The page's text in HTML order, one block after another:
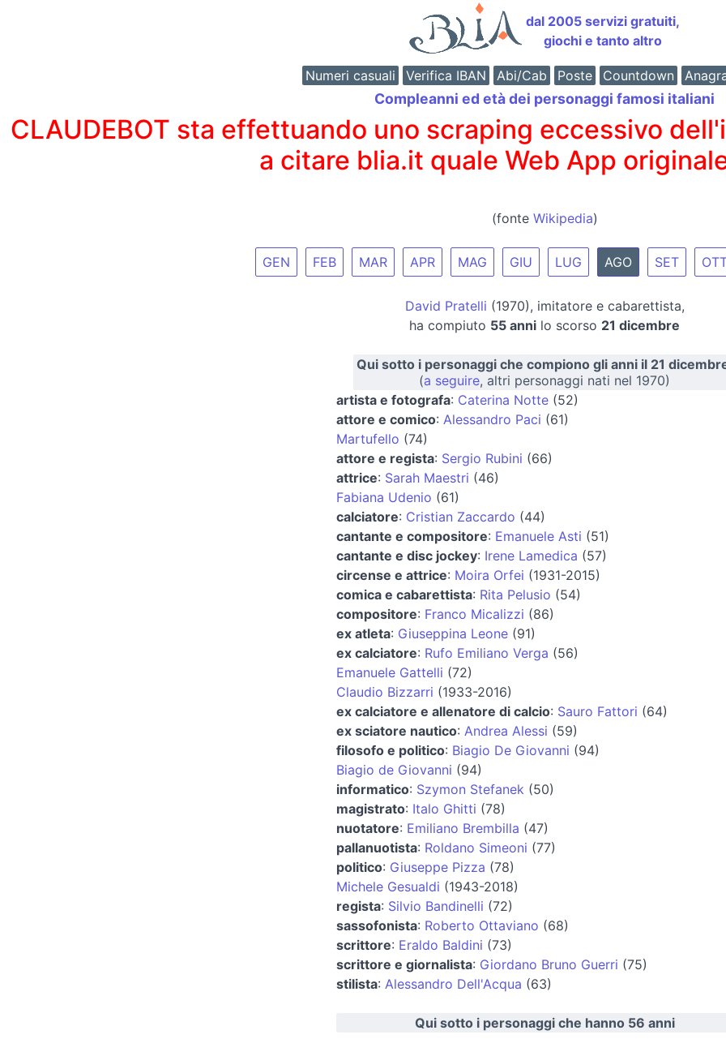
dal 2005 servizi gratuiti,
giochi e tanto altro
Numeri casuali Verifica IBAN Abi/Cab Poste Countdown
Compleanni ed età dei personaggi famosi italiani
CLAUDEBOT sta effettuando uno scraping eccessivo
a citare blia.it quale Web App
(fonte Wikipedia)
GEN FEB MAR APR MAG GIU LUG AGO SET
David Pratelli (1970), imitatore e cabarettista,
ha compiuto 55 anni lo scorso 21 dicembre
Qui sotto i personaggi che compiono gli anni il 21
(a seguire, altri personaggi nati nel 1970)
artista e fotografa: Caterina Notte(52)
attore e comico: Alessandro Paci (61)
Martufello (74)
attore e regista: Sergio Rubini (66)
attrice: Sarah Maestri (46)
Fabiana Udenio (61)
calciatore: Cristian Zaccardo (44)
cantante e compositore: Emanuele Asti (51)
cantante e disc jockey: Irene Lamedica (57)
circense e attrice: Moira Orfei (1931-2015)
comica e cabarettista: Rita Pelusio (54)
compositore: Franco Micalizzi (86)
ex atleta: Giuseppina Leone(91)
ex calciatore: Rufo Emiliano Verga (56)
Emanuele Gattelli (72)
Claudio Bizzarri (1933-2016)
ex calciatore e allenatore di calcio: Sauro Fattori (64)
ex sciatore nautico: Andrea Alessi (59)
filosofo e politico: Biagio De Giovanni (94)
Biagio de Giovanni (94)
informatico: Szymon Stefanek (50)
magistrato: Italo Ghitti (78)
nuotatore: Emiliano Brembilla (47)
pallanuotista: Roldano Simeoni (77)
politico: Giuseppe Pizza (78)
Michele Gesualdi (1943-2018)
regista: Silvio Bandinelli (72)
sassofonista: Roberto Ottaviano (68)
scrittore: Eraldo Baldini (73)
scrittore e giornalista: Giordano Bruno Guerri (75)
stilista: Alessandro Dell'Acqua (63)
Qui sotto i personaggi che hanno 56 anni